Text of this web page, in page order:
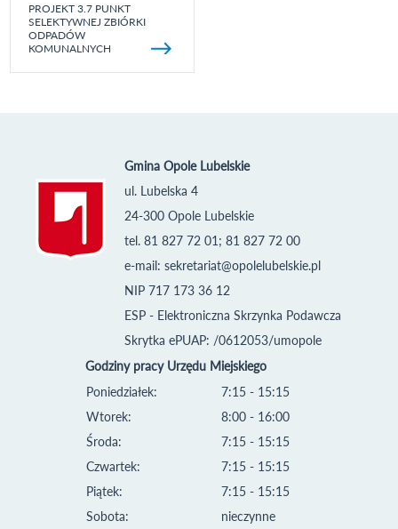
PROJEKT 3.7 PUNKT
SELEKTYWNEJ ZBIÓRKI
ODPADÓW
KOMUNALNYCH
Gmina Opole Lubelskie
ul. Lubelska 4
24-300 Opole Lubelskie
tel. 81 827 72 01; 81 827 72 00
e-mail: sekretariat@opolelubelskie.pl
NIP 717 173 36 12
ESP - Elektroniczna Skrzynka Podawcza
Skrytka ePUAP: /0612053/umopole
Godziny pracy Urzędu Miejskiego
Poniedziałek:
Wtorek:
Środa:
Czwartek:
Piątek:
Sobota:
7:15 - 15:15
8:00 - 16:00
7:15 - 15:15
7:15 - 15:15
7:15 - 15:15
nieczynne